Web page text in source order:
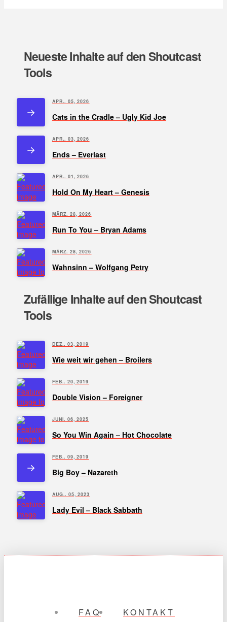
Neueste Inhalte auf den Shoutcast
Tools
APR.. 05, 2026
Cats in the Cradle – Ugly Kid Joe
APR.. 03, 2026
Ends – Everlast
APR.. 01, 2026
Hold On My Heart – Genesis
MÄRZ. 28, 2026
Run To You – Bryan Adams
MÄRZ. 28, 2026
Wahnsinn – Wolfgang Petry
Zufällige Inhalte auf den Shoutcast
Tools
DEZ.. 03, 2019
Wie weit wir gehen – Broilers
FEB.. 20, 2019
Double Vision – Foreigner
JUNI. 06, 2025
So You Win Again – Hot Chocolate
FEB.. 09, 2019
Big Boy – Nazareth
AUG.. 05, 2023
Lady Evil – Black Sabbath
FAQ KONTAKT